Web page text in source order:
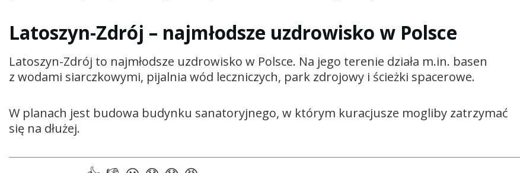
Latoszyn-Zdrój – najmłodsze uzdrowisko w Polsce
Latoszyn-Zdrój to najmłodsze uzdrowisko w Polsce. Na jego terenie działa m.in. basen
z wodami siarczkowymi, pijalnia wód leczniczych, park zdrojowy i ścieżki spacerowe.
W planach jest budowa budynku sanatoryjnego, w którym kuracjusze mogliby zatrzymać
się na dłużej.